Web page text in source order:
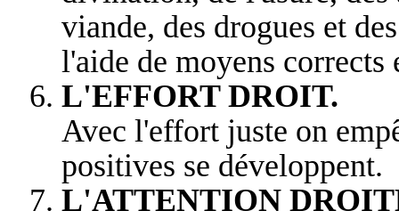
viande, des drogues et
l'aide de moyens corrects
L'EFFORT DROIT.
Avec l'effort juste on
positives se développent.
L'ATTENTION